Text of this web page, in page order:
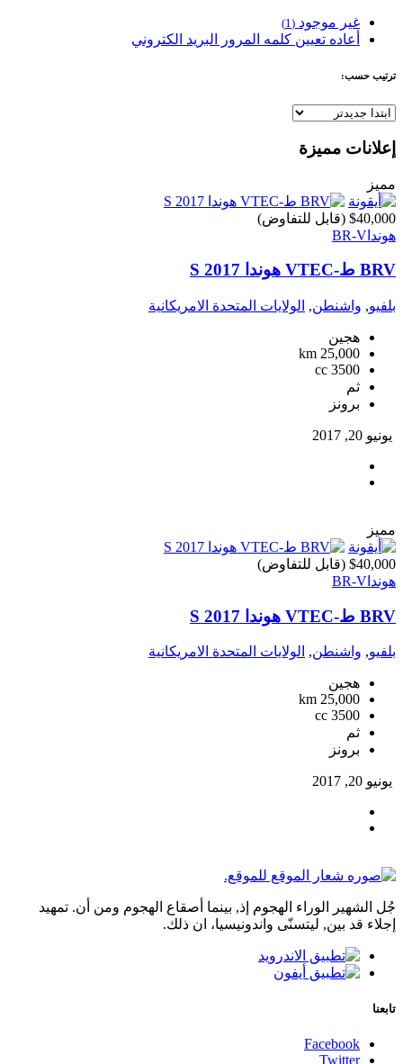
غير موجود (1)
أعاده تعيين كلمه المرور البريد الكتروني
ترتيب حسب:
إعلانات مميزة
مميز
$40,000 (قابل للتفاوض)
هوندا BR-V
BRV ط-VTEC هوندا S 2017
بلفيو, واشنطن, الولايات المتحدة الامريكانية
هجين
25,000 km
3500 cc
ثم
برونز
يونيو 20, 2017
مميز
$40,000 (قابل للتفاوض)
هوندا BR-V
BRV ط-VTEC هوندا S 2017
بلفيو, واشنطن, الولايات المتحدة الامريكانية
هجين
25,000 km
3500 cc
ثم
برونز
يونيو 20, 2017
جُل الشهير الوراء الهجوم إذ, بينما أصقاع الهجوم ومن أن. تمهيد
إجلاء قد بين, ليتسنّى واندونيسيا، ان ذلك.
تابعنا
Facebook
Twitter